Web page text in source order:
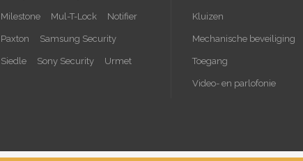
Milestone Mul-T-Lock Notifier
Paxton Samsung Security
Siedle Sony Security Urmet
Kluizen
Mechanische beveiliging
Toegang
Video- en parlofonie